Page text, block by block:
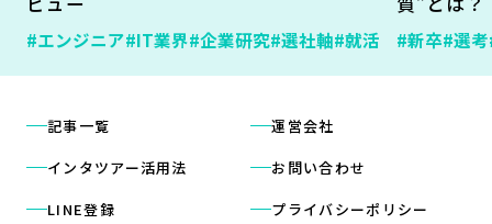
#エンジニア#IT業界#企業研究#選社軸#就活 #新卒#選考
記事一覧
インタツアー活用法
LINE登録
運営会社
お問い合わせ
プライバシーポリシー